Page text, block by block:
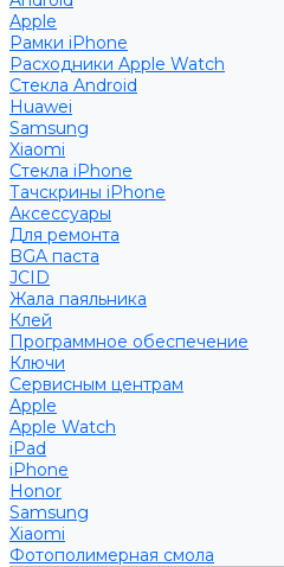
Apple
Рамки iPhone
Расходники Apple Watch
Стекла Android
Huawei
Samsung
Xiaomi
Стекла iPhone
Тачскрины iPhone
Аксессуары
Для ремонта
BGA паста
JCID
Жала паяльника
Клей
Программное обеспечение
Ключи
Сервисным центрам
Apple
Apple Watch
iPad
iPhone
Honor
Samsung
Xiaomi
Фотополимерная смола